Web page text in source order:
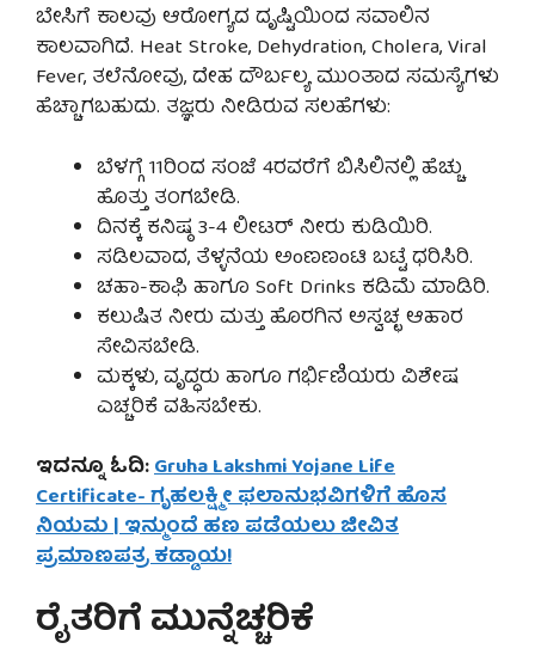
ಬೇಸಿಗೆ ಕಾಲವು ಆರೋಗ್ಯದ ದೃಷ್ಟಿಯಿಂದ ಸವಾಲಿನ
ಕಾಲವಾಗಿದೆ. Heat Stroke, Dehydration, Cholera, Viral
Fever, ತಲೆನೋವು, ದೇಹ ದೌರ್ಬಲ್ಯ ಮುಂತಾದ ಸಮಸ್ಯೆಗಳು
ಹೆಚ್ಚಾಗಬಹುದು. ತಜ್ಞರು ನೀಡಿರುವ ಸಲಹೆಗಳು:
ಬೆಳಗ್ಗೆ 11ರಿಂದ ಸಂಜೆ 4ರವರೆಗೆ ಬಿಸಿಲಿನಲ್ಲಿ ಹೆಚ್ಚು
ಹೊತ್ತು ತಂಗಬೇಡಿ.
ದಿನಕ್ಕೆ ಕನಿಷ್ಠ 3-4 ಲೀಟರ್ ನೀರು ಕುಡಿಯಿರಿ.
ಸಡಿಲವಾದ, ತೆಳ್ಳನೆಯ ಅoಣಣoಟಿ ಬಟ್ಟೆ ಧರಿಸಿರಿ.
ಚಹಾ-ಕಾಫಿ ಹಾಗೂ Soft Drinks ಕಡಿಮೆ ಮಾಡಿರಿ.
ಕಲುಷಿತ ನೀರು ಮತ್ತು ಹೊರಗಿನ ಅಸ್ವಚ್ಛ ಆಹಾರ
ಸೇವಿಸಬೇಡಿ.
ಮಕ್ಕಳು, ವೃದ್ಧರು ಹಾಗೂ ಗರ್ಭಿಣಿಯರು ವಿಶೇಷ
ಎಚ್ಚರಿಕೆ ವಹಿಸಬೇಕು.
ಇದನ್ನೂ ಓದಿ:Gruha Lakshmi Yojane Life
Certificate- ಗೃಹಲಕ್ಷ್ಮೀ ಫಲಾನುಭವಿಗಳಿಗೆ ಹೊಸ
ನಿಯಮ | ಇನ್ಮುಂದೆ ಹಣ ಪಡೆಯಲು ಜೀವಿತ
ಪ್ರಮಾಣಪತ್ರ ಕಡ್ಡಾಯ!
ರೈತರಿಗೆ ಮುನ್ನೆಚ್ಚರಿಕೆ